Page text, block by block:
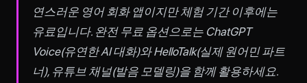
연스러운 영어 회화 앱이지만 체험 기간 이후에는
유료입니다. 완전 무료 옵션으로는 ChatGPT
Voice(유연한 AI 대화)와 HelloTalk(실제 원어민 파트
너), 유튜브 채널(발음 모델링)을 함께 활용하세요.